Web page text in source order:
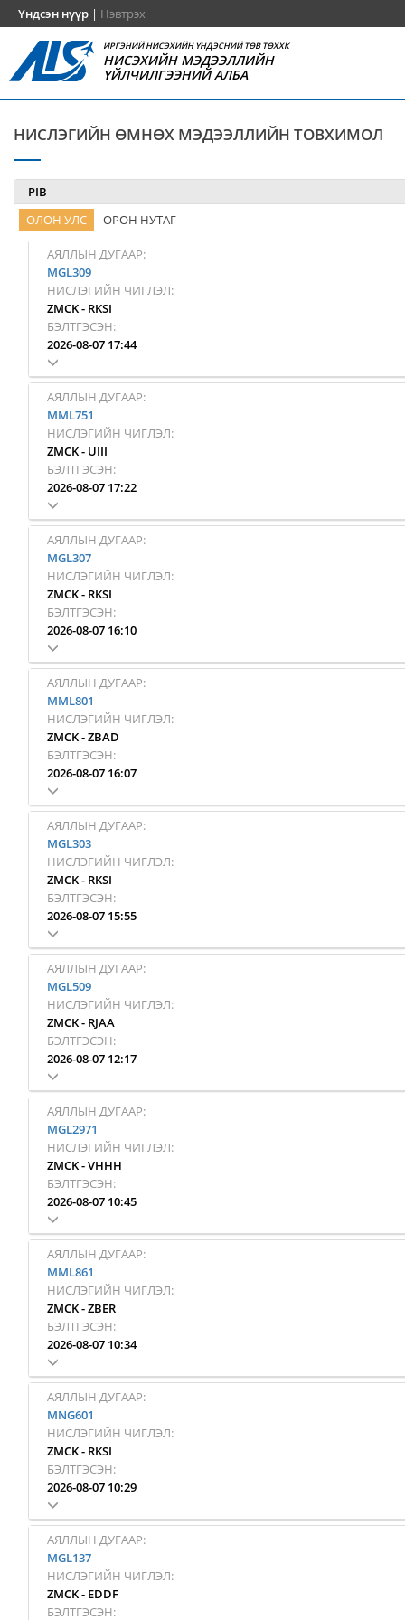
Үндсэн нүүр | Нэвтрэх
ИРГЭНИЙ НИСЭХИЙН ҮНДЭСНИЙ ТӨВ ТӨХХК
НИСЭХИЙН МЭДЭЭЛЛИЙН
ҮЙЛЧИЛГЭЭНИЙ АЛБА
НИСЛЭГИЙН ӨМНӨХ МЭДЭЭЛЛИЙН ТОВХИМОЛ
PIB
ОЛОН УЛС
ОРОН НУТАГ
АЯЛЛЫН ДУГААР:
MGL309
НИСЛЭГИЙН ЧИГЛЭЛ:
ZMCK- RKSI
БЭЛТГЭСЭН:
2026-08-07 17:44
АЯЛЛЫН ДУГААР:
MML751
НИСЛЭГИЙН ЧИГЛЭЛ:
ZMCK- UIII
БЭЛТГЭСЭН:
2026-08-07 17:22
АЯЛЛЫН ДУГААР:
MGL307
НИСЛЭГИЙН ЧИГЛЭЛ:
ZMCK- RKSI
БЭЛТГЭСЭН:
2026-08-07 16:10
АЯЛЛЫН ДУГААР:
MML801
НИСЛЭГИЙН ЧИГЛЭЛ:
ZMCK-ZBAD
БЭЛТГЭСЭН:
2026-08-07 16:07
АЯЛЛЫН ДУГААР:
MGL303
НИСЛЭГИЙН ЧИГЛЭЛ:
ZMCK- RKSI
БЭЛТГЭСЭН:
2026-08-07 15:55
АЯЛЛЫН ДУГААР:
MGL509
НИСЛЭГИЙН ЧИГЛЭЛ:
ZMCK- RJAA
БЭЛТГЭСЭН:
2026-08-07 12:17
АЯЛЛЫН ДУГААР:
MGL2971
НИСЛЭГИЙН ЧИГЛЭЛ:
ZMCK-VHHH
БЭЛТГЭСЭН:
2026-08-07 10:45
АЯЛЛЫН ДУГААР:
MML861
НИСЛЭГИЙН ЧИГЛЭЛ:
ZMCK-ZBER
БЭЛТГЭСЭН:
2026-08-07 10:34
АЯЛЛЫН ДУГААР:
MNG601
НИСЛЭГИЙН ЧИГЛЭЛ:
ZMCK- RKSI
БЭЛТГЭСЭН:
2026-08-07 10:29
АЯЛЛЫН ДУГААР:
MGL137
НИСЛЭГИЙН ЧИГЛЭЛ:
ZMCK- EDDF
БЭЛТГЭСЭН: